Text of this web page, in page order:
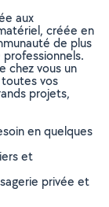
aux
créée en
de plus
chez vous un
vos
projets,
en quelques
et
privée et